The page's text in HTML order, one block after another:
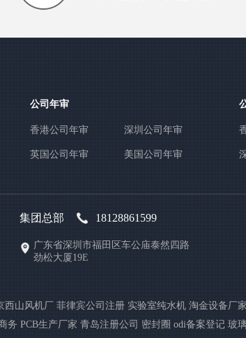
公司年审
香港公司年审 深圳公司年审
英国公司年审 美国公司年审
集团总部 18128861599
广东省深圳市福田区车公庙泰然四路
劲松大厦19E
西山风机厂 菲律宾公司注册 实验室纯水机 淘金设备厂家
务 PCB生产厂家 青岛注册公司 密封圈 odi备案登记 玻